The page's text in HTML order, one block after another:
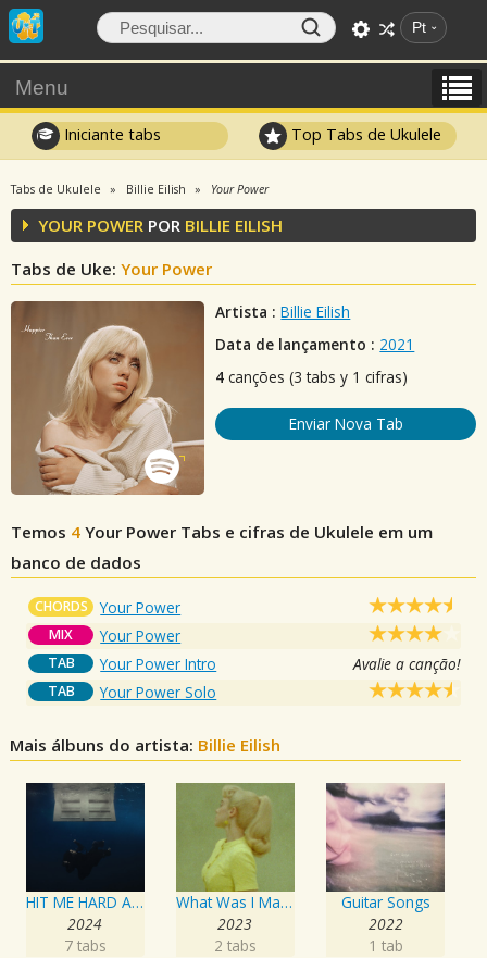
Pt
Menu
Iniciante tabs Top Tabs de Ukulele
Tabs de Ukulele Billie Eilish Your Power
YOUR POWER POR BILLIE EILISH
Tabs de Uke: Your Power
Artista : Billie Eilish
Data de lançamento : 2021
4 canções (3 tabs y 1 cifras)
Enviar Nova Tab
Temos 4 Your Power Tabs e cifras de Ukulele em um
banco de dados
CHORDS Your Power
MIX Your Power
TAB Your Power Intro Avalie a canção!
TAB Your Power Solo
Mais álbuns do artista: Billie Eilish
HIT ME HARD AND SOFT
2024
7 tabs
What Was I Made For? [From The Motion Picture "Barbie"]
2023
2 tabs
Guitar Songs
2022
1 tab